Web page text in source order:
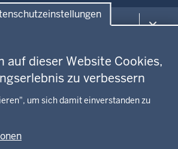
auf dieser Website Cookies,
zu verbessern
um sich damit einverstanden zu
Bauen und Verkehr